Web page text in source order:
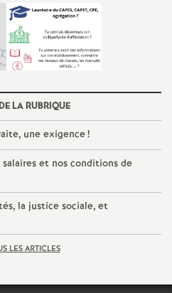
LA RUBRIQUE
une exigence!
et nos conditions de
la justice sociale, et
LES ARTICLES